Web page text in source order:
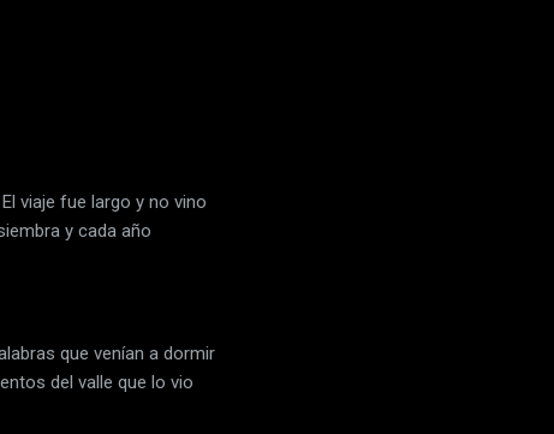
viaje fue largo y no vino
y cada año
que venían a dormir
del valle que lo vio